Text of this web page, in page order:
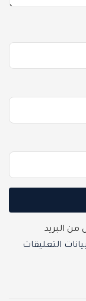
البريد
التعليقات